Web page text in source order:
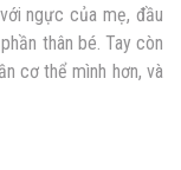
ngực của mẹ, đầu
thân bé. Tay còn
cơ thể mình hơn, và